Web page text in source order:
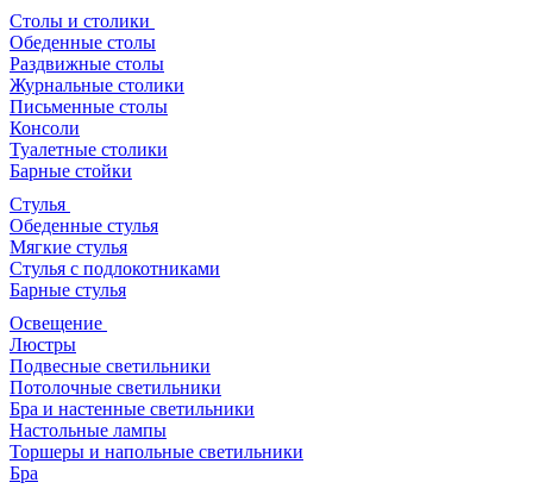
Столы и столики
Обеденные столы
Раздвижные столы
Журнальные столики
Письменные столы
Консоли
Туалетные столики
Барные стойки
Стулья
Обеденные стулья
Мягкие стулья
Стулья с подлокотниками
Барные стулья
Освещение
Люстры
Подвесные светильники
Потолочные светильники
Бра и настенные светильники
Настольные лампы
Торшеры и напольные светильники
Бра